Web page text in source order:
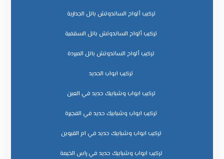
تركيب ألواح الساندوتش بانل الجدارية
تركيب ألواح الساندوتش بانل السقفية
تركيب ألواح الساندوتش بانل المبردة
تركيب ابواب الحديد
تركيب ابواب وشبابيك حديد في العين
تركيب ابواب وشبابيك حديد في الفجيرة
تركيب ابواب وشبابيك حديد في ام القيوين
تركيب ابواب وشبابيك حديد في راس الخيمة